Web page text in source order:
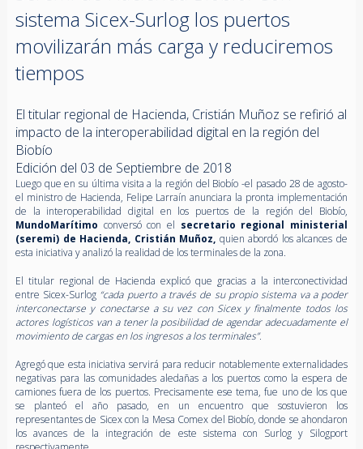
sistema Sicex-Surlog los puertos
movilizarán más carga y reduciremos
tiempos
El titular regional de Hacienda, Cristián Muñoz se refirió al
impacto de la interoperabilidad digital en la región del
Biobío
Edición del 03 de Septiembre de 2018
Luego que en su última visita a la región del Biobío -el pasado 28 de agosto-
el ministro de Hacienda, Felipe Larraín anunciara la pronta implementación
de la interoperabilidad digital en los puertos de la región del Biobío,
MundoMarítimo conversó con el secretario regional ministerial
(seremi) de Hacienda, Cristián Muñoz, quien abordó los alcances de
esta iniciativa y analizó la realidad de los terminales de la zona.
El titular regional de Hacienda explicó que gracias a la interconectividad
entre Sicex-Surlog “cada puerto a través de su propio sistema va a poder
interconectarse y conectarse a su vez con Sicex y finalmente todos los
actores logísticos van a tener la posibilidad de agendar adecuadamente el
movimiento de cargas en los ingresos a los terminales”.
Agregó que esta iniciativa servirá para reducir notablemente externalidades
negativas para las comunidades aledañas a los puertos como la espera de
camiones fuera de los puertos. Precisamente ese tema, fue uno de los que
se planteó el año pasado, en un encuentro que sostuvieron los
representantes de Sicex con la Mesa Comex del Biobío, donde se ahondaron
los avances de la integración de este sistema con Surlog y Silogport